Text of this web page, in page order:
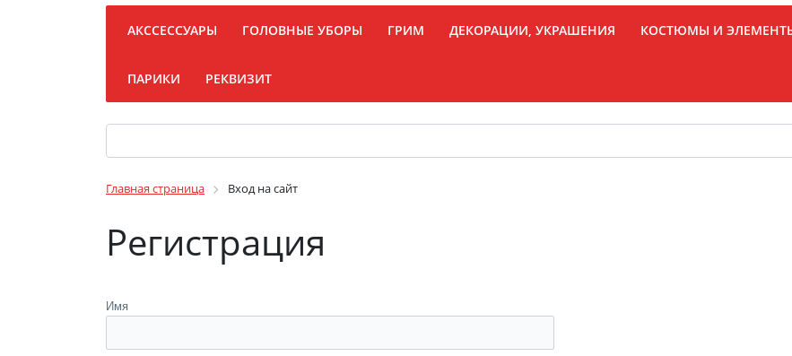
АКССЕССУАРЫ ГОЛОВНЫЕ УБОРЫ ГРИМ ДЕКОРАЦИИ, УКРАШЕНИЯ КОСТЮМЫ И
ПАРИКИ РЕКВИЗИТ
Главная страница Вход на сайт
Регистрация
Имя